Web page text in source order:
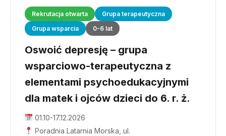
Rekrutacja otwarta
Grupa terapeutyczna
Grupa wsparcia
0-6 lat
Oswoić depresję – grupa
wsparciowo-terapeutyczna z
elementami psychoedukacyjnymi
dla matek i ojców dzieci do 6. r. ż.
01.10-17.12.2026
Poradnia Latarnia Morska, ul.